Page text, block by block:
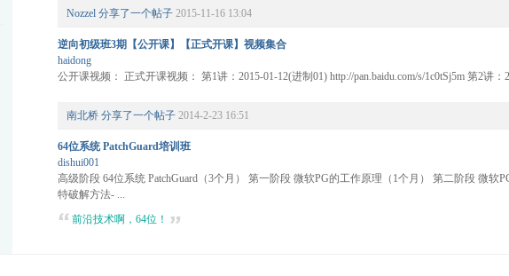
Nozzel 分享了一个帖子 2015-11-16 13:04
逆向初级班3期【公开课】【正式开课】视频集合
haidong
公开课视频： 正式开课视频： 第1讲：2015-01-12(进制01) http://pan.baidu.com/s/1c0tSj5m 第2讲：
南北桥 分享了一个帖子 2014-2-23 16:51
64位系统 PatchGuard培训班
dishui001
高级阶段 64位系统 PatchGuard（3个月） 第一阶段 微软PG的工作原理（1个月） 第二阶段 微
特破解方法- ...
前沿技术啊，64位！